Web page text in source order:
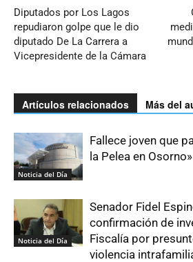
Diputados por Los Lagos
repudiaron golpe que le dio
diputado De La Carrera a
Vicepresidente de la Cámara
Artículos relacionados Más del
Noticia del Día
Fallece joven que
la Pelea en Osorno»
Noticia del Día
Senador Fidel
confirmación de
Fiscalía por
violencia